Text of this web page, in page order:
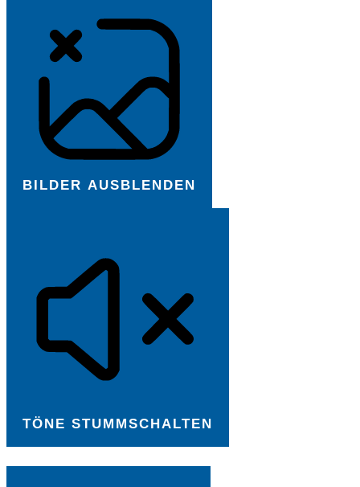
BILDER AUSBLENDEN
TÖNE STUMMSCHALTEN